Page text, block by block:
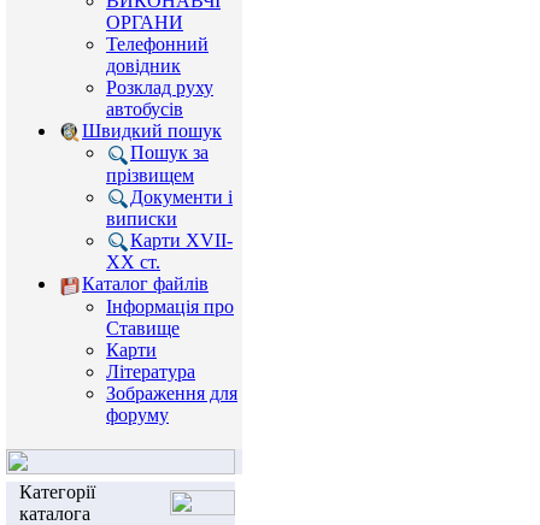
ОРГАНИ
Телефонний
довідник
Розклад руху
автобусів
Швидкий пошук
Пошук за
прізвищем
Документи і
виписки
Карти XVII-
XX ст.
Каталог файлів
Інформація про
Ставище
Карти
Література
Зображення для
форуму
Категорії
каталога